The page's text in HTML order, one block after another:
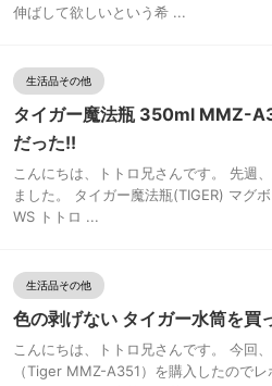
伸ばして欲しいという希 ...
生活品その他
タイガー魔法瓶 350ml MMZ-
だった!!
こんにちは、トトロ兄さんです。 先週
ました。 タイガー魔法瓶(TIGER) マグ
WS トトロ ...
生活品その他
色の剥げない タイガー水筒を
こんにちは、トトロ兄さんです。 今回
（Tiger MMZ-A351）を購入したので